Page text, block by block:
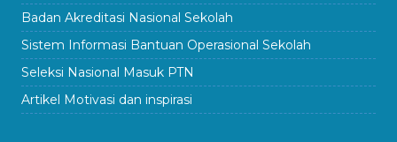
Badan Akreditasi Nasional Sekolah
Sistem Informasi Bantuan Operasional Sekolah
Seleksi Nasional Masuk PTN
Artikel Motivasi dan inspirasi